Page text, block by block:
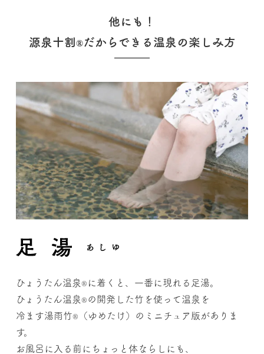
他にも！
源泉十割 ®だからできる温泉の楽しみ方
ひょうたん温泉® に着くと、一番に現れる足湯。
ひょうたん温泉® の開発した竹を使って温泉を
冷ます湯雨竹®
（ゆめたけ）のミニチュア版がありま
す。
お風呂に入る前にちょっと体ならしにも、